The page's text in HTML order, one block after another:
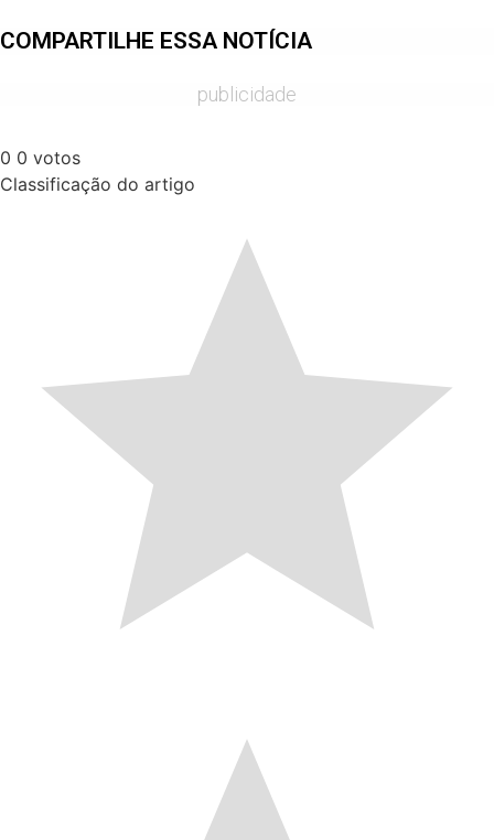
COMPARTILHE ESSA NOTÍCIA
publicidade
0 0 votos
Classificação do artigo